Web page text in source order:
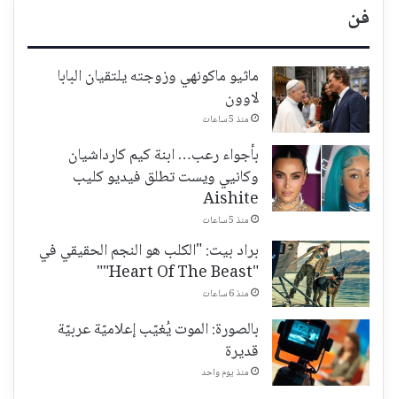
فن
ماثيو ماكونهي وزوجته يلتقيان البابا
لاوون
منذ 5 ساعات
بأجواء رعب… ابنة كيم كارداشيان
وكانيي ويست تطلق فيديو كليب
Aishite
منذ 5 ساعات
براد بيت: "الكلب هو النجم الحقيقي في
"Heart Of The Beast""
منذ 6 ساعات
بالصورة: الموت يُغيّب إعلاميّة عربيّة
قديرة
منذ يوم واحد